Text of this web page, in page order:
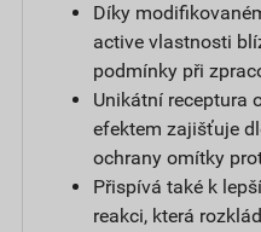
Díky
active vlastnosti
podmínky při
Unikátní receptura
efektem zajišťuje
ochrany omítky
Přispívá také k
reakci, která